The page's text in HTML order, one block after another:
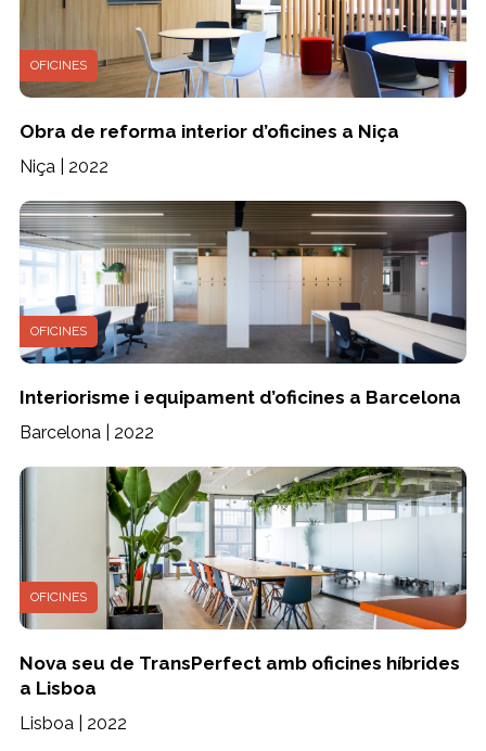
OFICINES
Obra de reforma interior d’oficines a Niça
Niça | 2022
OFICINES
Interiorisme i equipament d’oficines a Barcelona
Barcelona | 2022
OFICINES
Nova seu de TransPerfect amb oficines híbrides
a Lisboa
Lisboa | 2022